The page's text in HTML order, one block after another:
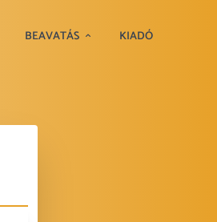
BEAVATÁS KIADÓ